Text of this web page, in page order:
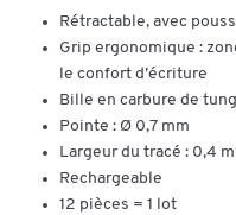
Rétractable, avec
Grip ergonomique :
le confort d’écriture
Bille en carbure de
Pointe : Ø 0,7 mm
Largeur du tracé : 0,4
Rechargeable
12 pièces = 1 lot